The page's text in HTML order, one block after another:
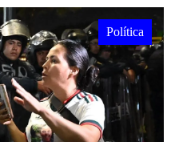
Política